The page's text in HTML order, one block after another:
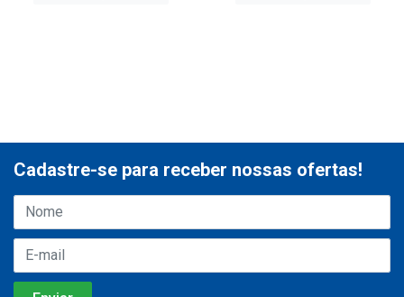
Cadastre-se para receber nossas ofertas!